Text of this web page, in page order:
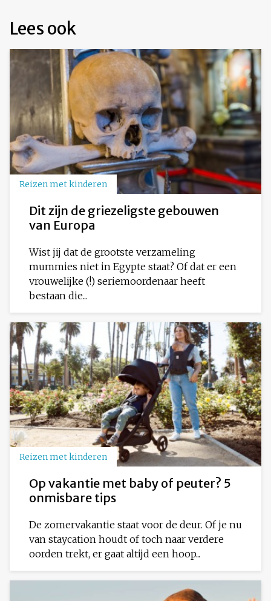
Lees ook
Reizen met kinderen
Dit zijn de griezeligste gebouwen
van Europa
Wist jij dat de grootste verzameling
mummies niet in Egypte staat? Of dat er een
vrouwelijke (!) seriemoordenaar heeft
bestaan die...
Reizen met kinderen
Op vakantie met baby of peuter? 5
onmisbare tips
De zomervakantie staat voor de deur. Of je nu
van staycation houdt of toch naar verdere
oorden trekt, er gaat altijd een hoop...